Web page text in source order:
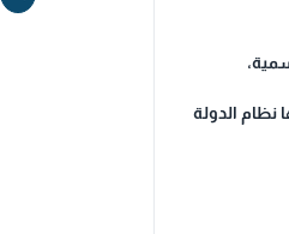
الدولة